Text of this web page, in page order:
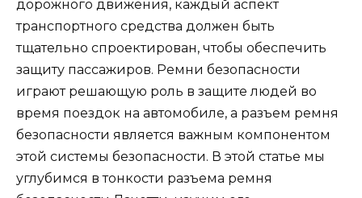
дорожного движения, каждый аспект
транспортного средства должен быть
тщательно спроектирован, чтобы обеспечить
защиту пассажиров. Ремни безопасности
играют решающую роль в защите людей во
время поездок на автомобиле, а разъем ремня
безопасности является важным компонентом
этой системы безопасности. В этой статье мы
углубимся в тонкости разъема ремня